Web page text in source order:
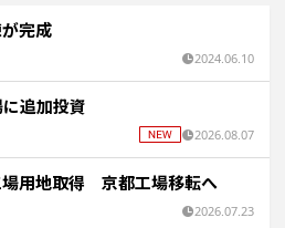
完成
2024.06.10
追加投資
2026.08.07
場用地取得 京都工場移転へ
2026.07.23